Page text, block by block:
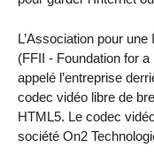
L’Association pour
(FFII - Foundation for
appelé l’entreprise
codec vidéo libre de
HTML5. Le codec
société On2